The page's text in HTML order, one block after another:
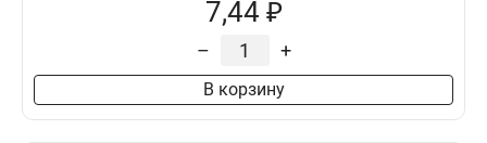
7,44 ₽
– +
В корзину